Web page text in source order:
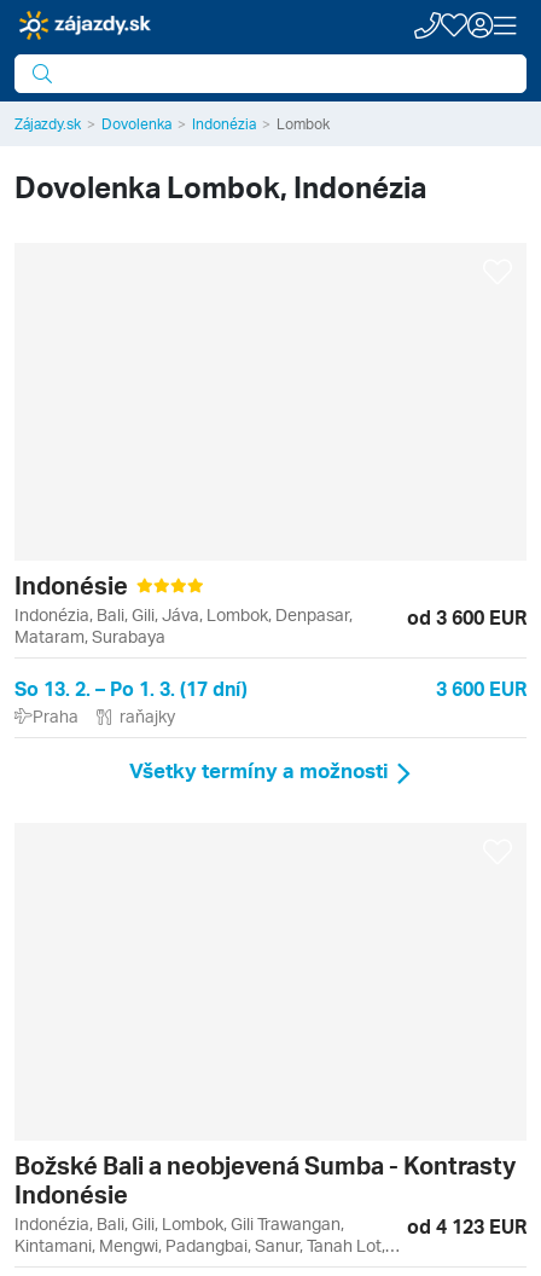
Zájazdy.sk Dovolenka Indonézia Lombok
Dovolenka Lombok, Indonézia
Indonésie
Indonézia, Bali, Gili, Jáva, Lombok, Denpasar,
Mataram, Surabaya
od 3 600 EUR
So 13. 2. – Po 1. 3. (17 dní) 3 600 EUR
Praha raňajky
Všetky termíny a možnosti
Božské Bali a neobjevená Sumba - Kontrasty
Indonésie
Indonézia, Bali, Gili, Lombok, Gili Trawangan,
Kintamani, Mengwi, Padangbai, Sanur, Tanah Lot,
Ubud, Uluwatu
od 4 123 EUR